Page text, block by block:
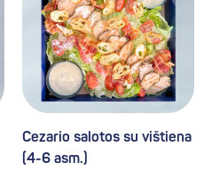
Cezario salotos su vištiena
(4-6 asm.)